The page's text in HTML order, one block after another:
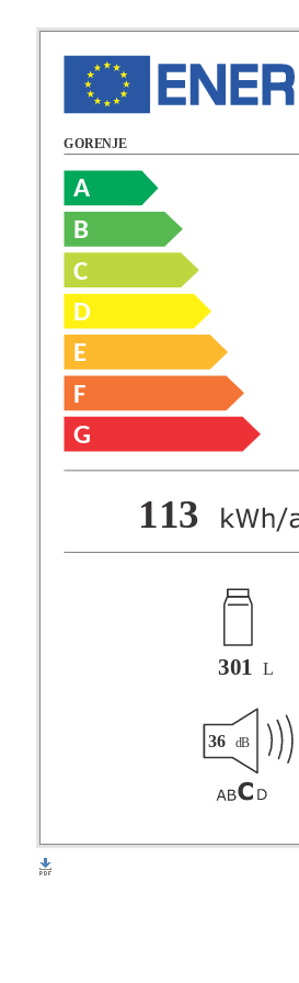
A
B
C
D
E
F
G
GORENJE
301 L
36 dB
113